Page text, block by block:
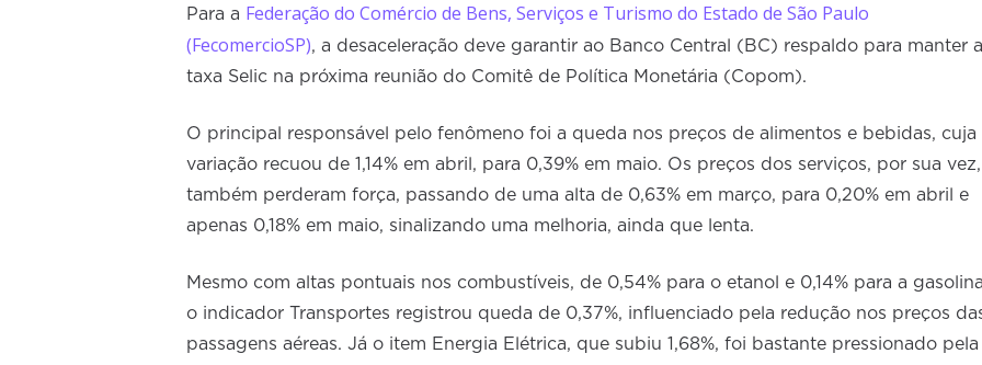
Para a Federação do Comércio de Bens, Serviços e Turismo do Estado de São Paulo
(FecomercioSP), a desaceleração deve garantir ao Banco Central (BC) respaldo para manter a
taxa Selic na próxima reunião do Comitê de Política Monetária (Copom).
O principal responsável pelo fenômeno foi a queda nos preços de alimentos e bebidas, cuja
variação recuou de 1,14% em abril, para 0,39% em maio. Os preços dos serviços, por sua vez,
também perderam força, passando de uma alta de 0,63% em março, para 0,20% em abril e
apenas 0,18% em maio, sinalizando uma melhoria, ainda que lenta.
Mesmo com altas pontuais nos combustíveis, de 0,54% para o etanol e 0,14% para a
o indicador Transportes registrou queda de 0,37%, influenciado pela redução nos preços
passagens aéreas. Já o item Energia Elétrica, que subiu 1,68%, foi bastante pressionado pela